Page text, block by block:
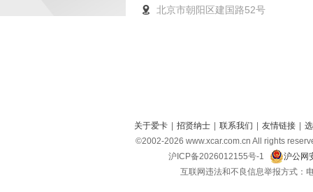
北京市朝阳区建国路52号
关于爱卡 招贤纳士 联系我们 友情链接
©2002-2026 www.xcar.com.cn All rights
沪ICP备2026012155号-1
沪公网
互联网违法和不良信息举报方式：